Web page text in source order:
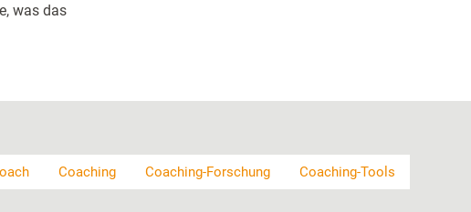
was das
Coaching Coaching-Forschung Coaching-Tools